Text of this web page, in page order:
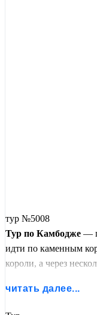
тур №5008
Тур по Камбодже —
идти по каменным
короли, а через
Вы начинаете с
читать далее...